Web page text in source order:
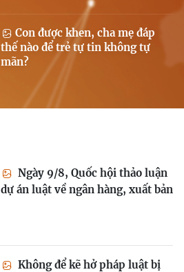
Con được khen, cha mẹ đáp
thế nào để trẻ tự tin không tự
mãn?
Ngày 9/8, Quốc hội thảo luận
dự án luật về ngân hàng, xuất bản
Không để kẽ hở pháp luật bị